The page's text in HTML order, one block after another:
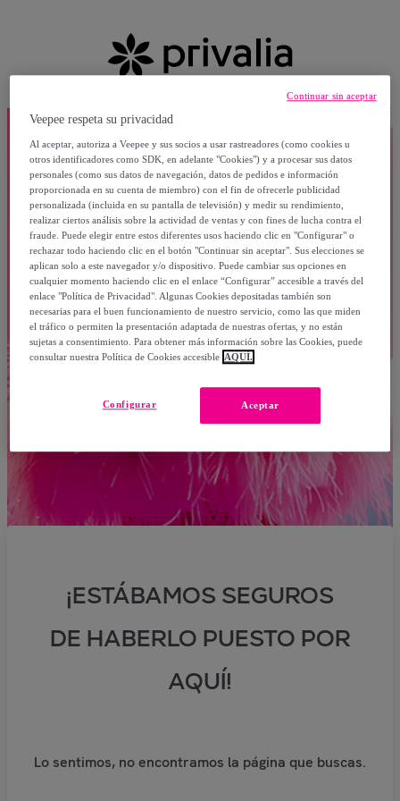
¡ESTÁBAMOS SEGUROS
DE HABERLO PUESTO POR
AQUÍ!
Lo sentimos, no encontramos la página que buscas.
Veepee respeta su privacidad
Al aceptar, autoriza a Veepee y sus socios a usar rastreadores (como cookies u
otros identificadores como SDK, en adelante "Cookies") y a procesar sus datos
personales (como sus datos de navegación, datos de pedidos e información
proporcionada en su cuenta de miembro) con el fin de ofrecerle publicidad
personalizada (incluida en su pantalla de televisión) y medir su rendimiento,
realizar ciertos análisis sobre la actividad de ventas y con fines de lucha contra el
fraude. Puede elegir entre estos diferentes usos haciendo clic en "Configurar" o
rechazar todo haciendo clic en el botón "Continuar sin aceptar". Sus elecciones se
aplican solo a este navegador y/o dispositivo. Puede cambiar sus opciones en
cualquier momento haciendo clic en el enlace “Configurar” accesible a través del
enlace "Política de Privacidad". Algunas Cookies depositadas también son
necesarias para el buen funcionamiento de nuestro servicio, como las que miden
el tráfico o permiten la presentación adaptada de nuestras ofertas, y no están
sujetas a consentimiento. Para obtener más información sobre las Cookies, puede
consultar nuestra Política de Cookies accesible AQUÍ.
Aceptar
Configurar
Continuar sin aceptar